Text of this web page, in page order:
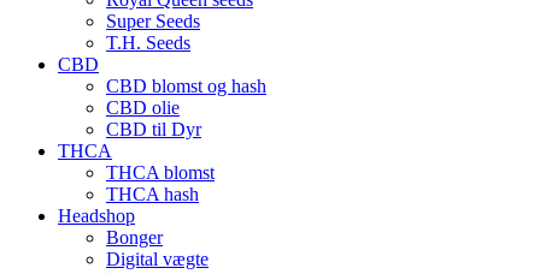
Super Seeds
T.H. Seeds
CBD
CBD blomst og hash
CBD olie
CBD til Dyr
THCA
THCA blomst
THCA hash
Headshop
Bonger
Digital vægte